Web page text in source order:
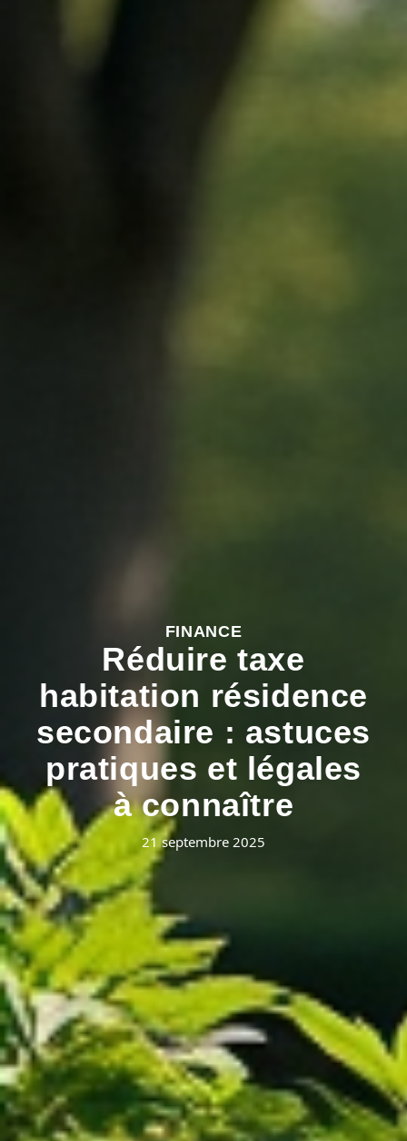
FINANCE
Réduire taxe
habitation résidence
secondaire : astuces
pratiques et légales
à connaître
21 septembre 2025